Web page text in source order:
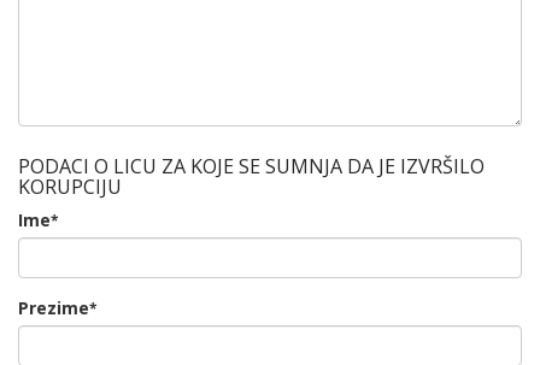
PODACI O LICU ZA KOJE SE SUMNJA DA JE IZVRŠILO
KORUPCIJU
Ime*
Prezime*